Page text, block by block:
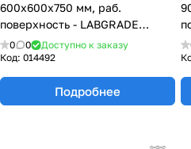
600х600х750 мм, раб.
поверхность - LABGRADE
77.0001.10.08
0 0
Доступно к заказу
Код: 014492
Подробнее